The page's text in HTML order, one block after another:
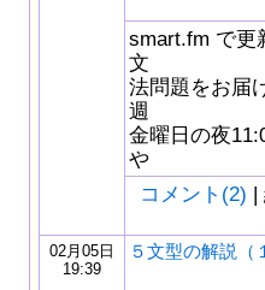
smart.fm で更
文
法問題をお届
週
金曜日の夜
や
コメント(2) |
02月05日
19:39
５文型の解説（